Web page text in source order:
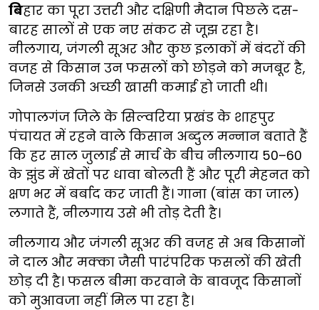
बिहार का पूरा उत्तरी और दक्षिणी मैदान पिछले दस-
बारह सालों से एक नए संकट से जूझ रहा है।
नीलगाय, जंगली सूअर और कुछ इलाकों में बंदरों की
वजह से किसान उन फसलों को छोड़ने को मजबूर है,
जिनसे उनकी अच्छी खासी कमाई हो जाती थी।
गोपालगंज जिले के सिल्वरिया प्रखंड के शाहपुर
पंचायत में रहने वाले किसान अब्दुल मन्नान बताते हैं
कि हर साल जुलाई से मार्च के बीच नीलगाय 50–60
के झुंड में खेतों पर धावा बोलती हैं और पूरी मेहनत को
क्षण भर में बर्बाद कर जाती हैं। गाना (बांस का जाल)
लगाते हैं, नीलगाय उसे भी तोड़ देती है।
नीलगाय और जंगली सूअर की वजह से अब किसानों
ने दाल और मक्का जैसी पारंपरिक फसलों की खेती
छोड़ दी है। फसल बीमा करवाने के बावजूद किसानों
को मुआवजा नहीं मिल पा रहा है।